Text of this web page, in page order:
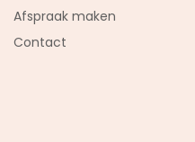
Afspraak maken
Contact